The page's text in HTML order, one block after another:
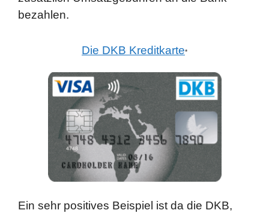
bezahlen.
Die DKB Kreditkarte*
Ein sehr positives Beispiel ist da die DKB,